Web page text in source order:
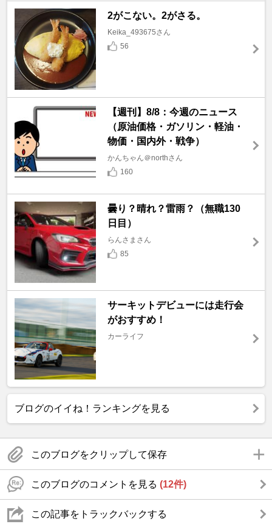
2がこない。2がさる。
Keika_493675さん
56
【週刊】8/8：今週のニュース
（原油価格・ガソリン・軽油・
物価・国内外・戦争）
かんちゃん＠northさん
160
曇り？晴れ？雷雨？（無職130
日目）
らんさまさん
85
サーキットデビューには走行会
がおすすめ！
カーライフ
ブログのイイね！ランキングを見る
このブログをクリップして保存
このブログのコメントを見る (12件)
この記事をトラックバックする